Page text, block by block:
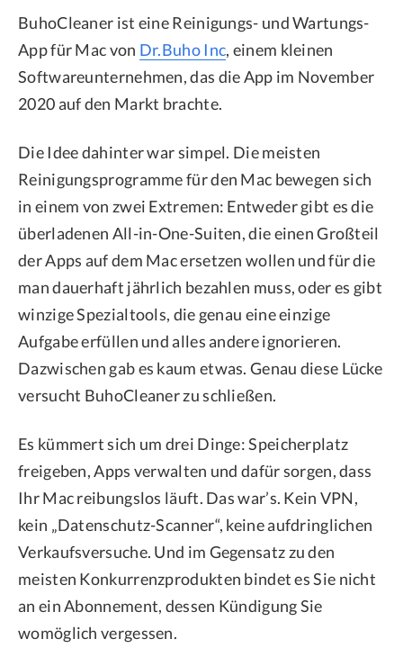
BuhoCleaner ist eine Reinigungs- und Wartungs-
App für Mac von Dr.Buho Inc, einem kleinen
Softwareunternehmen, das die App im November
2020 auf den Markt brachte.
Die Idee dahinter war simpel. Die meisten
Reinigungsprogramme für den Mac bewegen sich
in einem von zwei Extremen: Entweder gibt es die
überladenen All-in-One-Suiten, die einen Großteil
der Apps auf dem Mac ersetzen wollen und für die
man dauerhaft jährlich bezahlen muss, oder es gibt
winzige Spezialtools, die genau eine einzige
Aufgabe erfüllen und alles andere ignorieren.
Dazwischen gab es kaum etwas. Genau diese Lücke
versucht BuhoCleaner zu schließen.
Es kümmert sich um drei Dinge: Speicherplatz
freigeben, Apps verwalten und dafür sorgen, dass
Ihr Mac reibungslos läuft. Das war’s. Kein VPN,
kein „Datenschutz-Scanner“, keine aufdringlichen
Verkaufsversuche. Und im Gegensatz zu den
meisten Konkurrenzprodukten bindet es Sie nicht
an ein Abonnement, dessen Kündigung Sie
womöglich vergessen.